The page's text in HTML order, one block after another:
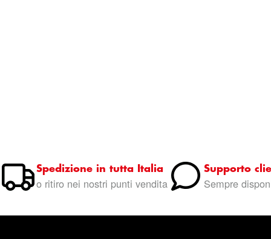
Spedizione in tutta Italia
o ritiro nei nostri punti vendita
Supporto
Sempre